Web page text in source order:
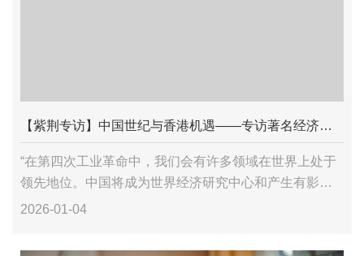
【紫荆专访】中国世纪与香港机遇——专访著名经济学家林毅夫
“在第四次工业革命中，我们会有许多领域在世界上处于
领先地位。中国将成为世界经济研究中心和产生有影响
的经济学理论的中心。中国发展的成功经验，会给其他
2026-01-04